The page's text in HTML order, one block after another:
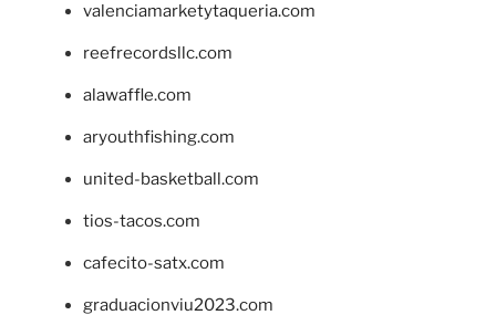
valenciamarketytaqueria.com
reefrecordsllc.com
alawaffle.com
aryouthfishing.com
united-basketball.com
tios-tacos.com
cafecito-satx.com
graduacionviu2023.com